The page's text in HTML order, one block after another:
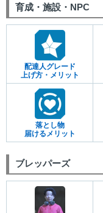
育成・施設・NPC
配達人グレード
上げ方・メリット
落とし物
届けるメリット
ブレッパーズ